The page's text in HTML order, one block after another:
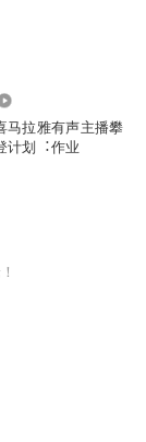
马拉雅有声主播攀
计划︓作业